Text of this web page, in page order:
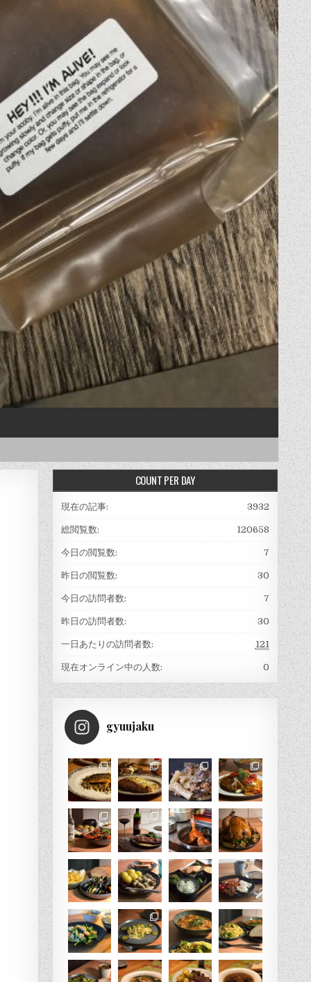
COUNT PER DAY
3932
現在の記事:
120658
総閲覧数:
7
今日の閲覧数:
30
昨日の閲覧数:
7
今日の訪問者数:
30
昨日の訪問者数:
121
一日あたりの訪問者数:
0
現在オンライン中の人数:
gyuujaku